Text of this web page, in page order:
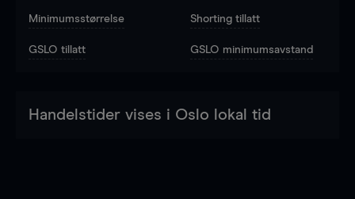
Minimumsstørrelse Shorting tillatt
GSLO tillatt GSLO minimumsavstand
Handelstider vises i Oslo lokal tid